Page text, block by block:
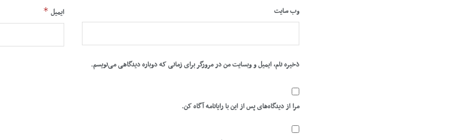
ایمیل * وب‌ سایت
ذخیره نام، ایمیل و وبسایت من در مرورگر برای زمانی که دوباره دیدگاهی می‌نویسم.
مرا از دیدگاه‌های پس از این با رایانامه آگاه کن.